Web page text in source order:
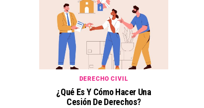
DERECHO CIVIL
¿Qué Es Y Cómo Hacer Una
Cesión De Derechos?